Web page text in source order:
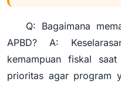
Q: Bagaimana
APBD? A:
kemampuan fiskal
prioritas agar program